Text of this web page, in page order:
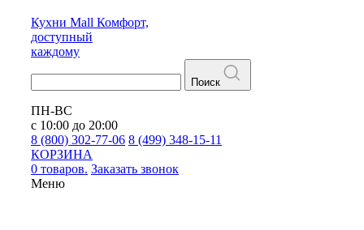
Кухни Mall Комфорт,
доступный
каждому
Поиск
ПН-ВС
с 10:00 до 20:00
8 (800) 302-77-06 8 (499) 348-15-11
КОРЗИНА
0 товаров. Заказать звонок
Меню